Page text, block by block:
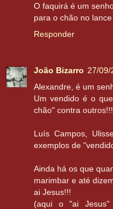
O faquirá é um
para o chão no lance
Responder
João Bizarro 27/09/
Alexandre, é um
Um vendido é o
chão" contra outros!!!
Luís Campos,
exemplos de
Ainda há os que
marimbar e até
ai Jesus!!!
(aqui o "ai